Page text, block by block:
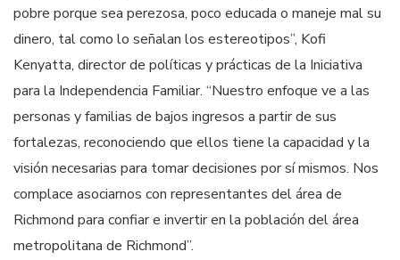
pobre porque sea perezosa, poco educada o maneje mal su
dinero, tal como lo señalan los estereotipos”, Kofi
Kenyatta, director de políticas y prácticas de la Iniciativa
para la Independencia Familiar. “Nuestro enfoque ve a las
personas y familias de bajos ingresos a partir de sus
fortalezas, reconociendo que ellos tiene la capacidad y la
visión necesarias para tomar decisiones por sí mismos. Nos
complace asociarnos con representantes del área de
Richmond para confiar e invertir en la población del área
metropolitana de Richmond”.